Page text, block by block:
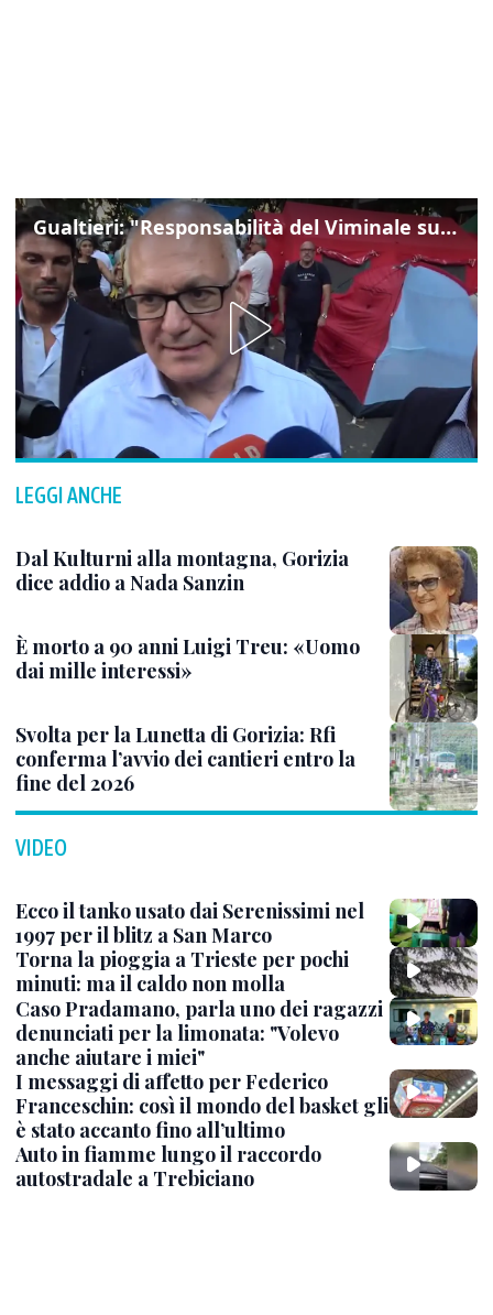
Gualtieri: "Responsabilità del Viminale su Spin Time? La posizione dei partiti è nota"
LEGGI ANCHE
Dal Kulturni alla montagna, Gorizia
dice addio a Nada Sanzin
È morto a 90 anni Luigi Treu: «Uomo
dai mille interessi»
Svolta per la Lunetta di Gorizia: Rfi
conferma l’avvio dei cantieri entro la
fine del 2026
VIDEO
Ecco il tanko usato dai Serenissimi nel
1997 per il blitz a San Marco
Torna la pioggia a Trieste per pochi
minuti: ma il caldo non molla
Caso Pradamano, parla uno dei ragazzi
denunciati per la limonata: "Volevo
anche aiutare i miei"
I messaggi di affetto per Federico
Franceschin: così il mondo del basket gli
è stato accanto fino all’ultimo
Auto in fiamme lungo il raccordo
autostradale a Trebiciano